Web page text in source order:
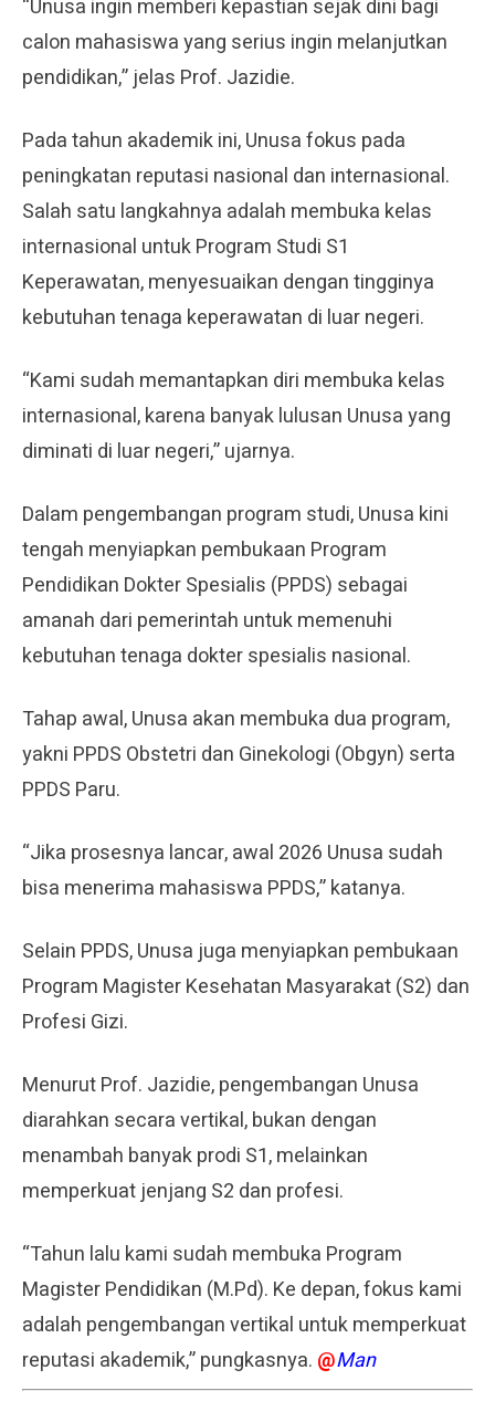
“Unusa ingin memberi kepastian sejak dini bagi
calon mahasiswa yang serius ingin melanjutkan
pendidikan,” jelas Prof. Jazidie.
Pada tahun akademik ini, Unusa fokus pada
peningkatan reputasi nasional dan internasional.
Salah satu langkahnya adalah membuka kelas
internasional untuk Program Studi S1
Keperawatan, menyesuaikan dengan tingginya
kebutuhan tenaga keperawatan di luar negeri.
“Kami sudah memantapkan diri membuka kelas
internasional, karena banyak lulusan Unusa yang
diminati di luar negeri,” ujarnya.
Dalam pengembangan program studi, Unusa kini
tengah menyiapkan pembukaan Program
Pendidikan Dokter Spesialis (PPDS) sebagai
amanah dari pemerintah untuk memenuhi
kebutuhan tenaga dokter spesialis nasional.
Tahap awal, Unusa akan membuka dua program,
yakni PPDS Obstetri dan Ginekologi (Obgyn) serta
PPDS Paru.
“Jika prosesnya lancar, awal 2026 Unusa sudah
bisa menerima mahasiswa PPDS,” katanya.
Selain PPDS, Unusa juga menyiapkan pembukaan
Program Magister Kesehatan Masyarakat (S2) dan
Profesi Gizi.
Menurut Prof. Jazidie, pengembangan Unusa
diarahkan secara vertikal, bukan dengan
menambah banyak prodi S1, melainkan
memperkuat jenjang S2 dan profesi.
“Tahun lalu kami sudah membuka Program
Magister Pendidikan (M.Pd). Ke depan, fokus kami
adalah pengembangan vertikal untuk memperkuat
reputasi akademik,” pungkasnya. @Man